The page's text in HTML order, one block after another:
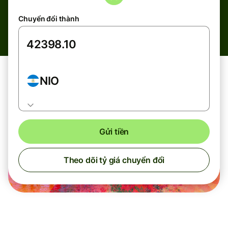
Chuyển đổi thành
NIO
Gửi tiền
Theo dõi tỷ giá chuyển đổi